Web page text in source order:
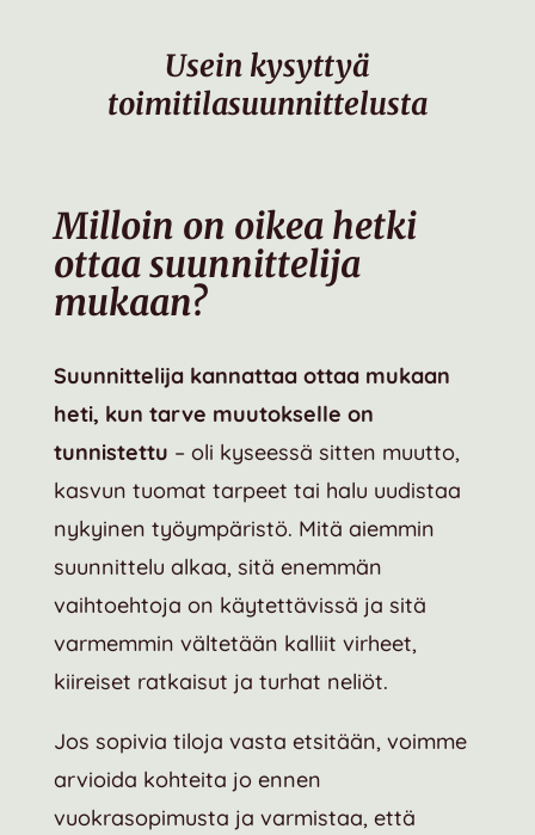
Usein kysyttyä
toimitilasuunnittelusta
Milloin on oikea hetki
ottaa suunnittelija
mukaan?
Suunnittelija kannattaa ottaa mukaan
heti, kun tarve muutokselle on
tunnistettu – oli kyseessä sitten muutto,
kasvun tuomat tarpeet tai halu uudistaa
nykyinen työympäristö. Mitä aiemmin
suunnittelu alkaa, sitä enemmän
vaihtoehtoja on käytettävissä ja sitä
varmemmin vältetään kalliit virheet,
kiireiset ratkaisut ja turhat neliöt.
Jos sopivia tiloja vasta etsitään, voimme
arvioida kohteita jo ennen
vuokrasopimusta ja varmistaa, että